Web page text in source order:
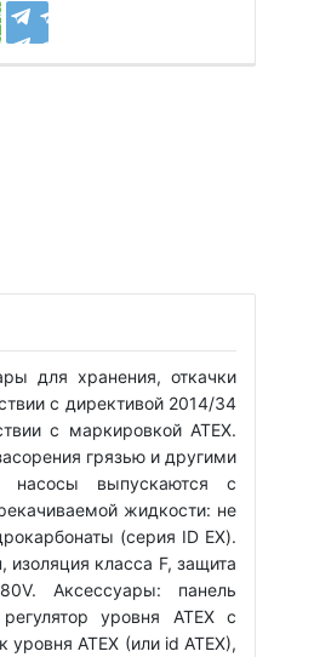
для хранения, откачки
с директивой 2014/34
с маркировкой ATEX.
грязью и другими
насосы выпускаются с
жидкости: не
(серия ID EX).
класса F, защита
Аксессуары: панель
уровня ATEX с
ATEX (или id ATEX),